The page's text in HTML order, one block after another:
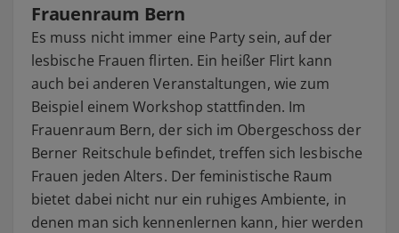
Frauenraum Bern
Es muss nicht immer eine Party sein, auf der
lesbische Frauen flirten. Ein heißer Flirt kann
auch bei anderen Veranstaltungen, wie zum
Beispiel einem Workshop stattfinden. Im
Frauenraum Bern, der sich im Obergeschoss der
Berner Reitschule befindet, treffen sich lesbische
Frauen jeden Alters. Der feministische Raum
bietet dabei nicht nur ein ruhiges Ambiente, in
denen man sich kennenlernen kann, hier werden